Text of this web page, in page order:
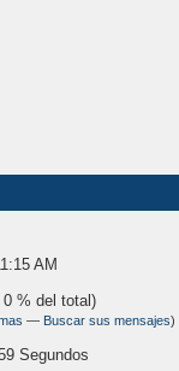
AM
% del total)
— Buscar sus mensajes)
Segundos